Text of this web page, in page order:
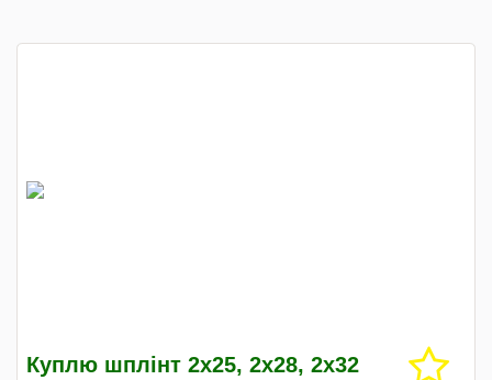
Куплю шплінт 2х25, 2х28, 2х32